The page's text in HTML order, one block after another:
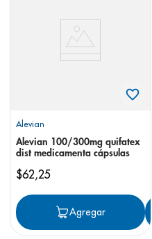
Alevian
Alevian 100/300mg quifatex
dist medicamenta cápsulas
$62,25
Agregar
panolini
prueba embarazo